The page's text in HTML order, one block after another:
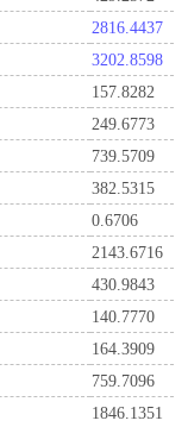
2816.4437
3202.8598
157.8282
249.6773
739.5709
382.5315
0.6706
2143.6716
430.9843
140.7770
164.3909
759.7096
1846.1351